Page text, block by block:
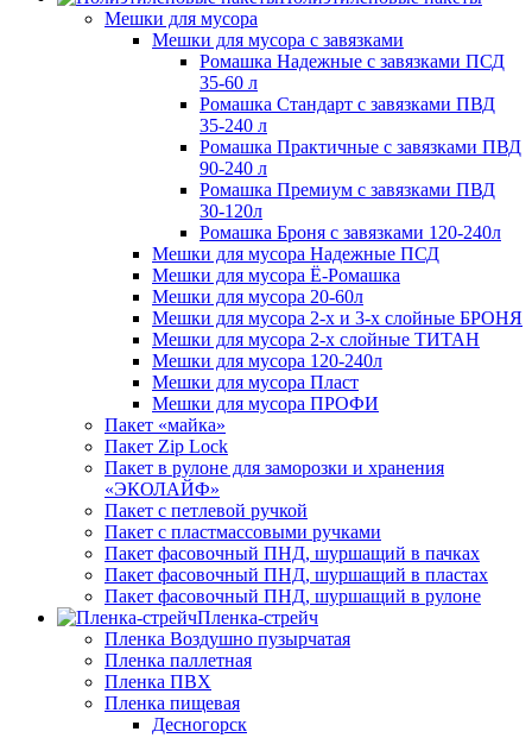
Мешки для мусора
Мешки для мусора с завязками
Ромашка Надежные с завязками ПСД
35-60 л
Ромашка Стандарт с завязками ПВД
35-240 л
Ромашка Практичные с завязками ПВД
90-240 л
Ромашка Премиум с завязками ПВД
30-120л
Ромашка Броня с завязками 120-240л
Мешки для мусора Надежные ПСД
Мешки для мусора Ё-Ромашка
Мешки для мусора 20-60л
Мешки для мусора 2-х и 3-х слойные БРОНЯ
Мешки для мусора 2-х слойные ТИТАН
Мешки для мусора 120-240л
Мешки для мусора Пласт
Мешки для мусора ПРОФИ
Пакет «майка»
Пакет Zip Lock
Пакет в рулоне для заморозки и хранения
«ЭКОЛАЙФ»
Пакет с петлевой ручкой
Пакет с пластмассовыми ручками
Пакет фасовочный ПНД, шуршащий в пачках
Пакет фасовочный ПНД, шуршащий в пластах
Пакет фасовочный ПНД, шуршащий в рулоне
Пленка-стрейч
Пленка Воздушно пузырчатая
Пленка паллетная
Пленка ПВХ
Пленка пищевая
Десногорск